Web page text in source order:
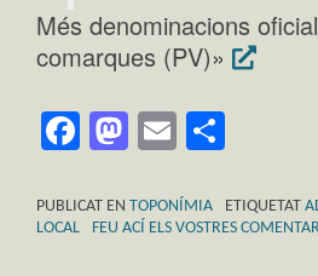
Més denominacions
comarques (PV)»
Facebook
Mastodon
Email
PUBLICAT EN TOPONÍMIA ETIQUETAT
LOCAL
FEU ACÍ ELS VOSTRES